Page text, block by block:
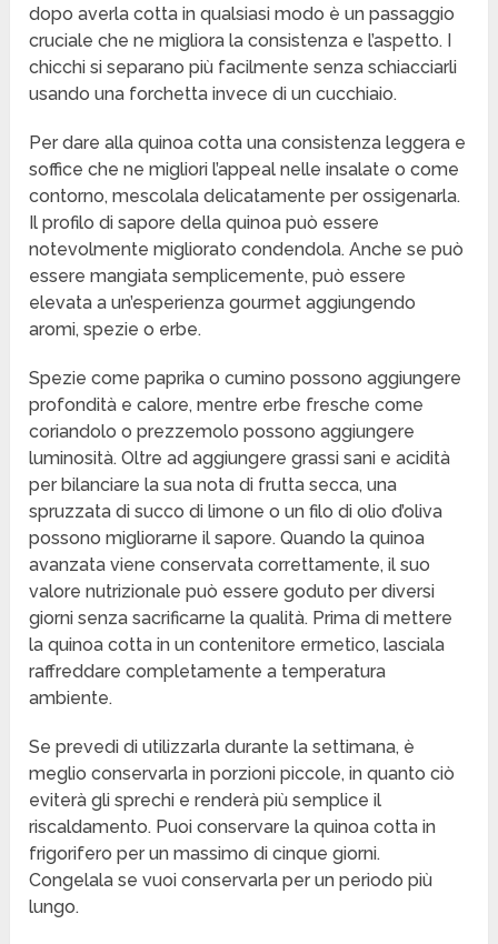
dopo averla cotta in qualsiasi modo è un passaggio
cruciale che ne migliora la consistenza e l’aspetto. I
chicchi si separano più facilmente senza schiacciarli
usando una forchetta invece di un cucchiaio.
Per dare alla quinoa cotta una consistenza leggera e
soffice che ne migliori l’appeal nelle insalate o come
contorno, mescolala delicatamente per ossigenarla.
Il profilo di sapore della quinoa può essere
notevolmente migliorato condendola. Anche se può
essere mangiata semplicemente, può essere
elevata a un’esperienza gourmet aggiungendo
aromi, spezie o erbe.
Spezie come paprika o cumino possono aggiungere
profondità e calore, mentre erbe fresche come
coriandolo o prezzemolo possono aggiungere
luminosità. Oltre ad aggiungere grassi sani e acidità
per bilanciare la sua nota di frutta secca, una
spruzzata di succo di limone o un filo di olio d’oliva
possono migliorarne il sapore. Quando la quinoa
avanzata viene conservata correttamente, il suo
valore nutrizionale può essere goduto per diversi
giorni senza sacrificarne la qualità. Prima di mettere
la quinoa cotta in un contenitore ermetico, lasciala
raffreddare completamente a temperatura
ambiente.
Se prevedi di utilizzarla durante la settimana, è
meglio conservarla in porzioni piccole, in quanto ciò
eviterà gli sprechi e renderà più semplice il
riscaldamento. Puoi conservare la quinoa cotta in
frigorifero per un massimo di cinque giorni.
Congelala se vuoi conservarla per un periodo più
lungo.